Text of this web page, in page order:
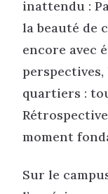
inattendu :
la beauté de
encore avec
perspectives,
quartiers :
moment
Sur le